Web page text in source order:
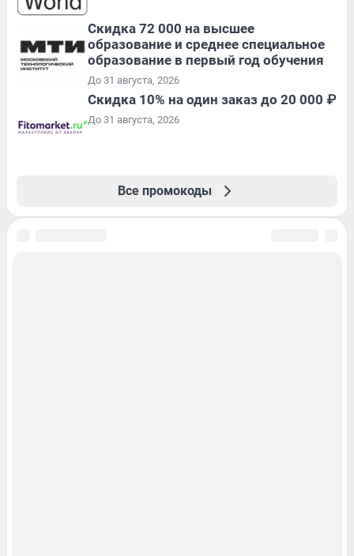
Скидка 72 000 на высшее
образование и среднее специальное
образование в первый год обучения
До 31 августа, 2026
Скидка 10% на один заказ до 20 000 ₽
До 31 августа, 2026
Все промокоды